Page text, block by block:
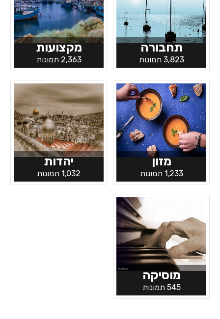
תחבורה
3,823 תמונות
מקצועות
2,363 תמונות
מזון
1,233 תמונות
יהדות
1,032 תמונות
מוסיקה
545 תמונות